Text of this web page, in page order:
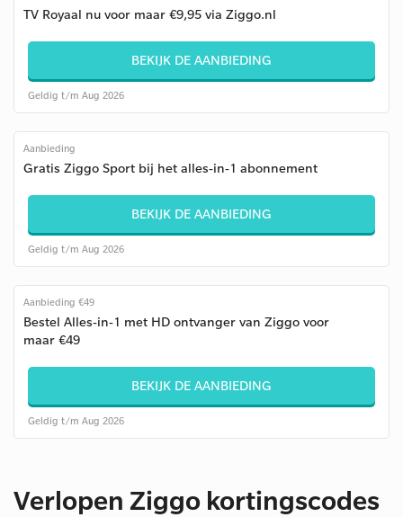
TV Royaal nu voor maar €9,95 via Ziggo.nl
BEKIJK DE AANBIEDING
Geldig t/m Aug 2026
Aanbieding
Gratis Ziggo Sport bij het alles-in-1 abonnement
BEKIJK DE AANBIEDING
Geldig t/m Aug 2026
Aanbieding €49
Bestel Alles-in-1 met HD ontvanger van Ziggo voor
maar €49
BEKIJK DE AANBIEDING
Geldig t/m Aug 2026
Verlopen Ziggo kortingscodes